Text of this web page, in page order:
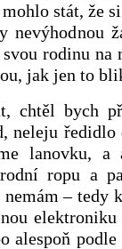
stát, že
nevýhodnou
rodinu
jak jen to
chtěl bych
neleju ředidlo
lanovku, a
ropu a
– tedy
alespoň